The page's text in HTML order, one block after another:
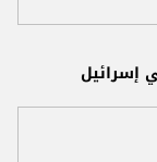
إسرائيل